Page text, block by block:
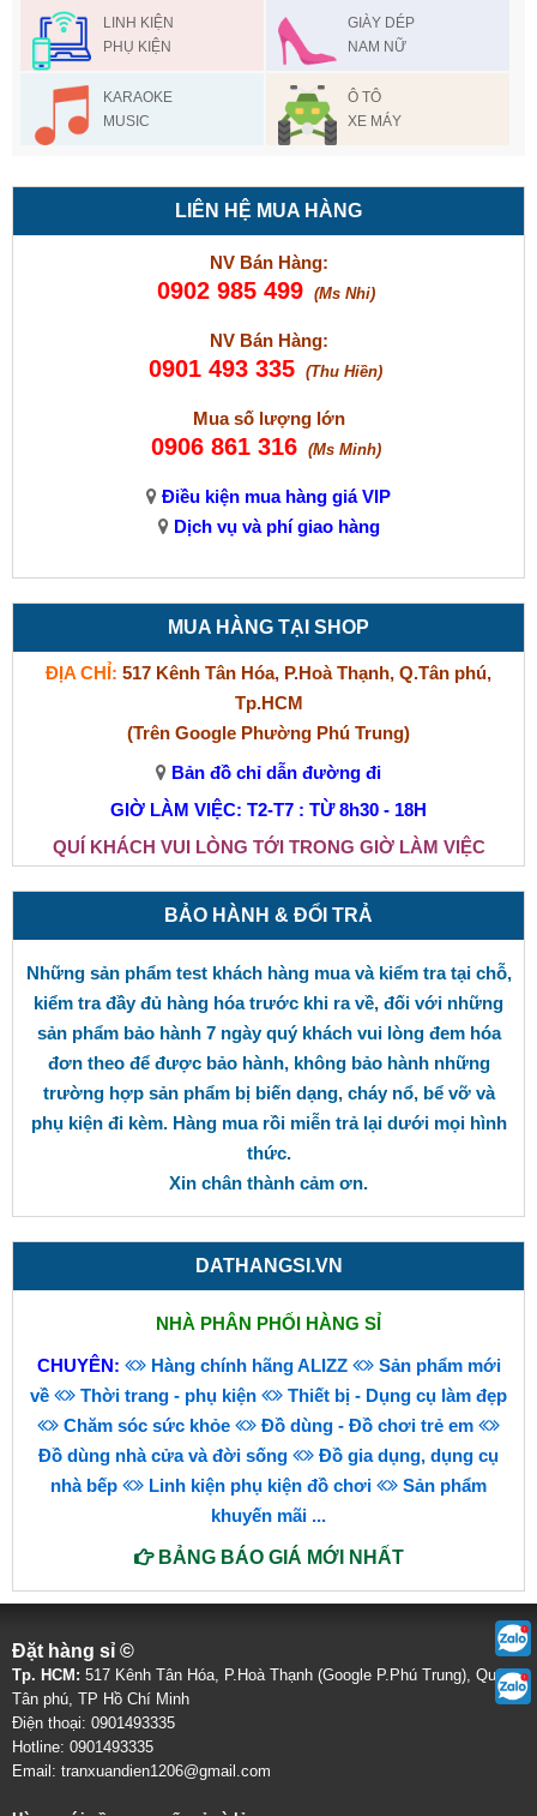
LINH KIỆN
PHỤ KIỆN
GIÀY DÉP
NAM NỮ
KARAOKE
MUSIC
Ô TÔ
XE MÁY
LIÊN HỆ MUA HÀNG
NV Bán Hàng:
0902 985 499 (Ms Nhi)
NV Bán Hàng:
0901 493 335 (Thu Hiền)
Mua số lượng lớn
0906 861 316 (Ms Minh)
Điều kiện mua hàng giá VIP
Dịch vụ và phí giao hàng
MUA HÀNG TẠI SHOP
ĐỊA CHỈ: 517 Kênh Tân Hóa, P.Hoà Thạnh, Q.Tân phú,
Tp.HCM
(Trên Google Phường Phú Trung)
Bản đồ chỉ dẫn đường đi
GIỜ LÀM VIỆC: T2-T7 : TỪ 8h30 - 18H
QUÍ KHÁCH VUI LÒNG TỚI TRONG GIỜ LÀM VIỆC
BẢO HÀNH & ĐỔI TRẢ
Những sản phẩm test khách hàng mua và kiểm tra tại chỗ,
kiểm tra đầy đủ hàng hóa trước khi ra về, đối với những
sản phẩm bảo hành 7 ngày quý khách vui lòng đem hóa
đơn theo để được bảo hành, không bảo hành những
trường hợp sản phẩm bị biến dạng, cháy nổ, bể vỡ và
phụ kiện đi kèm. Hàng mua rồi miễn trả lại dưới mọi hình
thức.
Xin chân thành cảm ơn.
DATHANGSI.VN
NHÀ PHÂN PHỐI HÀNG SỈ
CHUYÊN: Hàng chính hãng ALIZZ
Sản phẩm mới
về
Thời trang - phụ kiện
Thiết bị - Dụng cụ làm đẹp
Chăm sóc sức khỏe
Đồ dùng - Đồ chơi trẻ em
Đồ dùng nhà cửa và đời sống
Đồ gia dụng, dụng cụ
nhà bếp
Linh kiện phụ kiện đồ chơi
Sản phẩm
khuyến mãi ...
BẢNG BÁO GIÁ MỚI NHẤT
Đặt hàng sỉ ©
Tp. HCM: 517 Kênh Tân Hóa, P.Hoà Thạnh (Google P.Phú Trung), Quận
Tân phú, TP Hồ Chí Minh
Điện thoại: 0901493335
Hotline: 0901493335
Email: tranxuandien1206@gmail.com